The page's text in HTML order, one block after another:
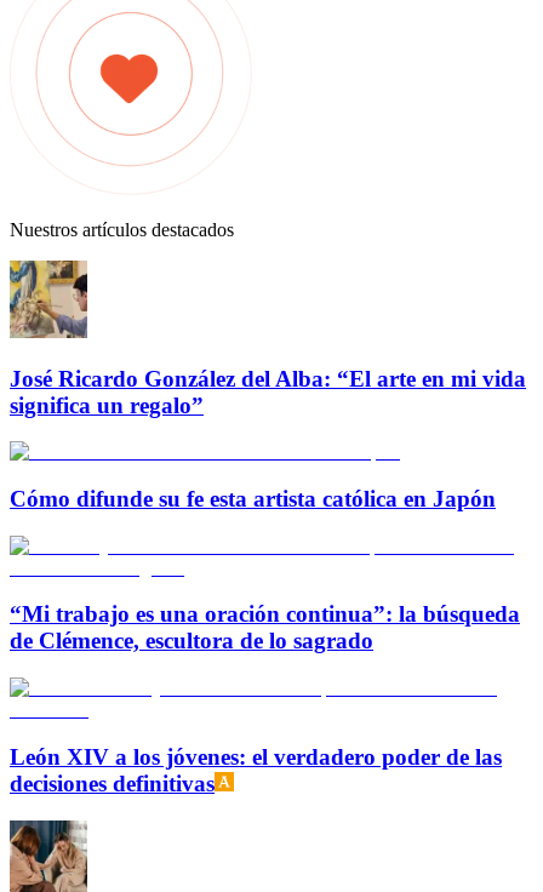
Nuestros artículos destacados
José Ricardo González del Alba: “El arte en mi vida
significa un regalo”
Cómo difunde su fe esta artista católica en Japón
“Mi trabajo es una oración continua”: la búsqueda
de Clémence, escultora de lo sagrado
León XIV a los jóvenes: el verdadero poder de las
decisiones definitivas